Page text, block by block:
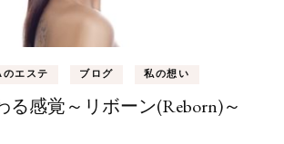
エステ ブログ 私の想い
る感覚～リボーン(Reborn)～